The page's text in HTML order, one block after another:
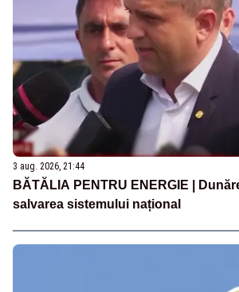
3 aug. 2026, 21:44
BĂTĂLIA PENTRU ENERGIE |
salvarea sistemului național